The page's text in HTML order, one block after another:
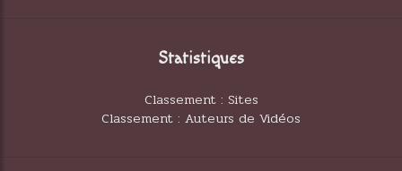
Statistiques
Classement : Sites
Classement : Auteurs de Vidéos